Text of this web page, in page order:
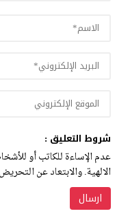
شروط التعليق :
عدم الإساءة للكاتب أو
الالهية. والابتعاد عن